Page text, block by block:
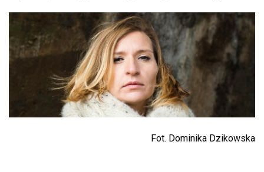
Fot. Dominika Dzikowska